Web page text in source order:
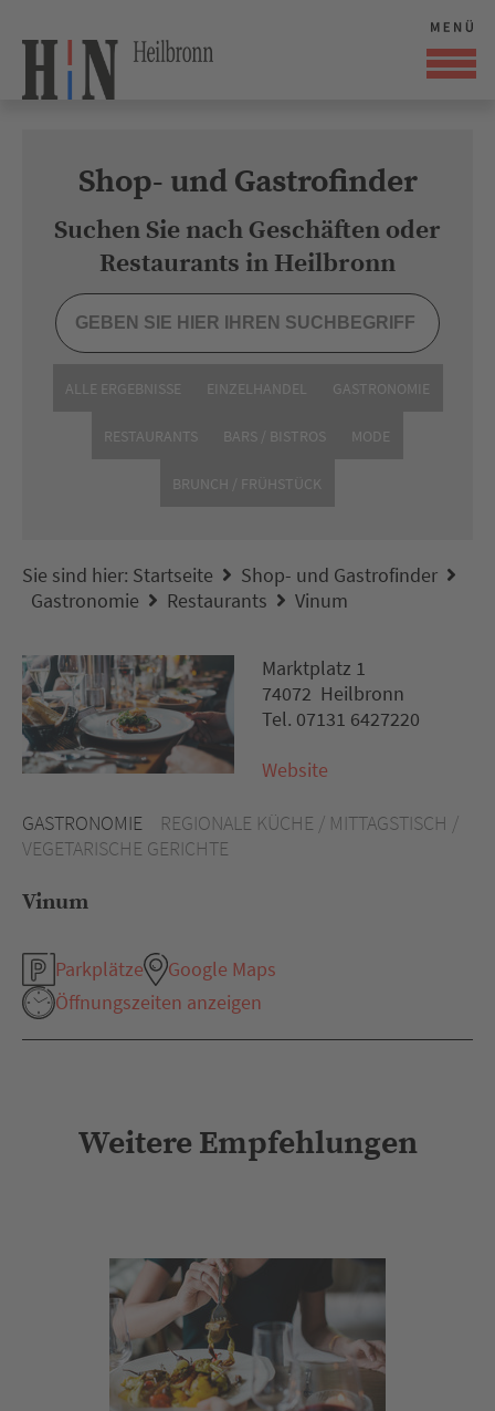
Shop- und Gastrofinder
Suchen Sie nach Geschäften oder
Restaurants in Heilbronn
ALLE ERGEBNISSE EINZELHANDEL GASTRONOMIE
RESTAURANTS BARS / BISTROS MODE
BRUNCH / FRÜHSTÜCK
Sie sind hier: Startseite
Shop- und Gastrofinder
Gastronomie
Restaurants Vinum
GASTRONOMIE
REGIONALE KÜCHE / MITTAGSTISCH /
VEGETARISCHE GERICHTE
Vinum
Parkplätze
Google Maps
Öffnungszeiten anzeigen
Marktplatz 1
74072 Heilbronn
Tel. 07131 6427220
Website
Weitere Empfehlungen